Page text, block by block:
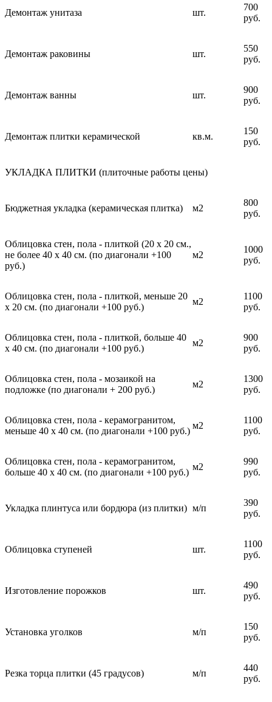
Демонтаж унитаза шт.
700
руб.
Демонтаж раковины шт.
550
руб.
Демонтаж ванны шт.
900
руб.
Демонтаж плитки керамической кв.м.
150
руб.
УКЛАДКА ПЛИТКИ (плиточные работы цены)
Бюджетная укладка (керамическая плитка) м2
800
руб.
Облицовка стен, пола - плиткой (20 х 20 см.,
не более 40 х 40 см. (по диагонали +100
руб.)
м2
1000
руб.
Облицовка стен, пола - плиткой, меньше 20
х 20 см. (по диагонали +100 руб.)
м2
1100
руб.
Облицовка стен, пола - плиткой, больше 40
х 40 см. (по диагонали +100 руб.)
м2
900
руб.
Облицовка стен, пола - мозаикой на
подложке (по диагонали + 200 руб.)
м2
1300
руб.
Облицовка стен, пола - керамогранитом,
меньше 40 х 40 см. (по диагонали +100 руб.)
м2
1100
руб.
Облицовка стен, пола - керамогранитом,
больше 40 х 40 см. (по диагонали +100 руб.)
м2
990
руб.
Укладка плинтуса или бордюра (из плитки) м/п
390
руб.
Облицовка ступеней шт.
1100
руб.
Изготовление порожков шт.
490
руб.
Установка уголков м/п
150
руб.
Резка торца плитки (45 градусов) м/п
440
руб.